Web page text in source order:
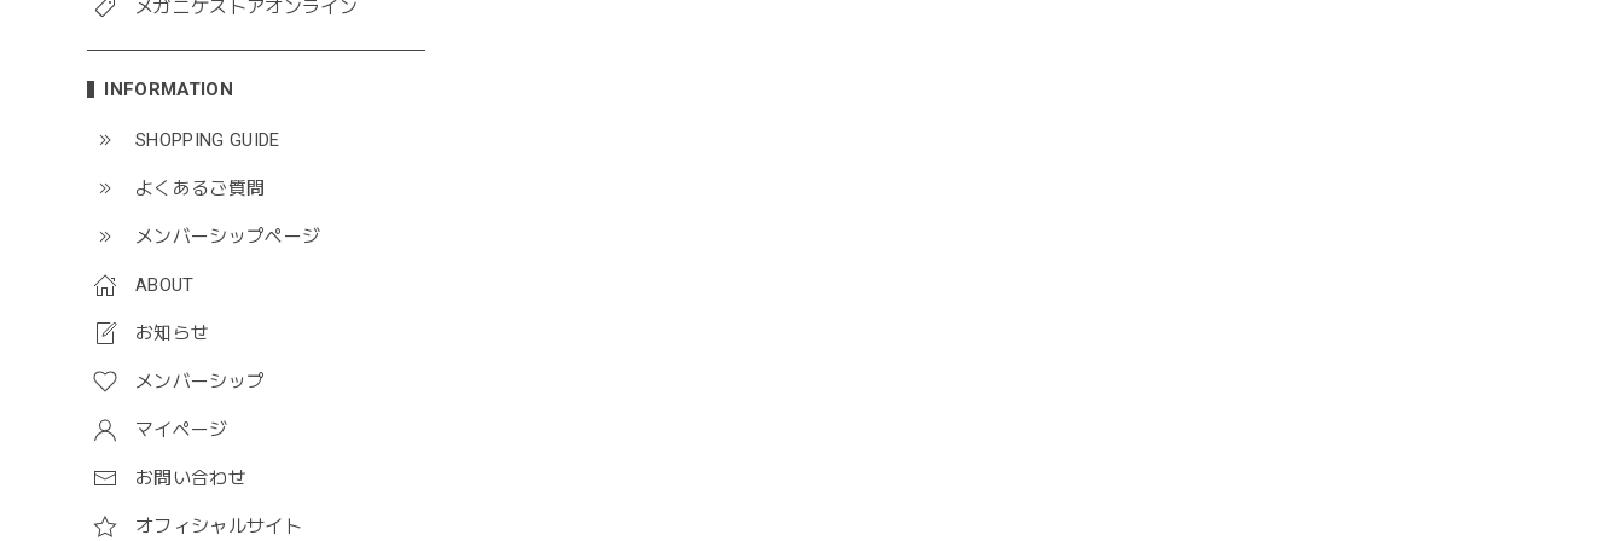
メガニケストアオンライン
INFORMATION
SHOPPING GUIDE
よくあるご質問
メンバーシップページ
ABOUT
お知らせ
メンバーシップ
マイページ
お問い合わせ
オフィシャルサイト